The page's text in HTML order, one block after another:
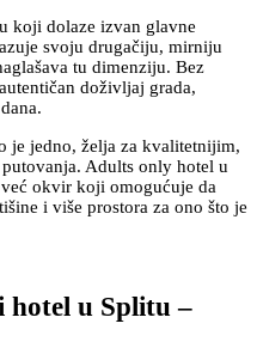
koji dolaze izvan glavne
svoju drugačiju, mirniju
tu dimenziju. Bez
doživljaj grada,
je jedno, želja za kvalitetnijim,
Adults only hotel u
okvir koji omogućuje da
i više prostora za ono što je
hotel u Splitu –